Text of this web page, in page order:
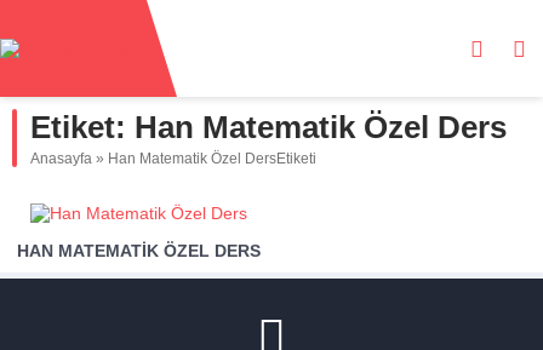
Etiket: Han Matematik Özel Ders
Anasayfa » Han Matematik Özel DersEtiketi
HAN MATEMATIK ÖZEL DERS